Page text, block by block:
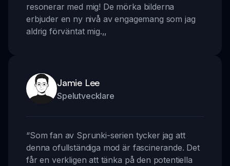
resonerar med mig! De mörka bilderna
erbjuder en ny nivå av engagemang som jag
aldrig förväntat mig.,,
Jamie Lee
Spelutvecklare
“Som fan av Sprunki-serien tycker jag att
denna ofullständiga mod är fascinerande. Det
får en verkligen att tänka på den potentiella